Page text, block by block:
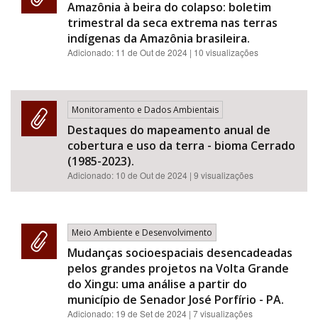
Amazônia à beira do colapso: boletim
trimestral da seca extrema nas terras
indígenas da Amazônia brasileira.
Adicionado: 11 de Out de 2024 | 10 visualizações
Monitoramento e Dados Ambientais
Destaques do mapeamento anual de
cobertura e uso da terra - bioma Cerrado
(1985-2023).
Adicionado: 10 de Out de 2024 | 9 visualizações
Meio Ambiente e Desenvolvimento
Mudanças socioespaciais desencadeadas
pelos grandes projetos na Volta Grande
do Xingu: uma análise a partir do
município de Senador José Porfírio - PA.
Adicionado: 19 de Set de 2024 | 7 visualizações